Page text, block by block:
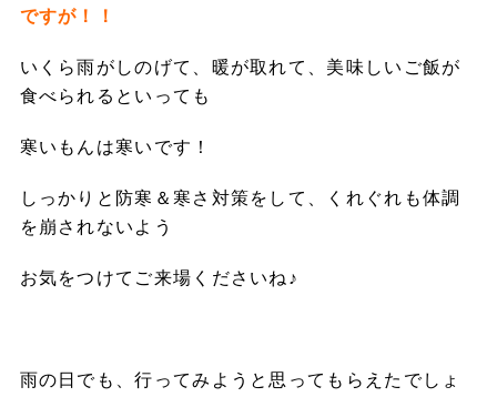
ですが！！
いくら雨がしのげて、暖が取れて、美味しいご飯が
食べられるといっても
寒いもんは寒いです！
しっかりと防寒＆寒さ対策をして、くれぐれも体調
を崩されないよう
お気をつけてご来場くださいね♪
雨の日でも、行ってみようと思ってもらえたでしょ